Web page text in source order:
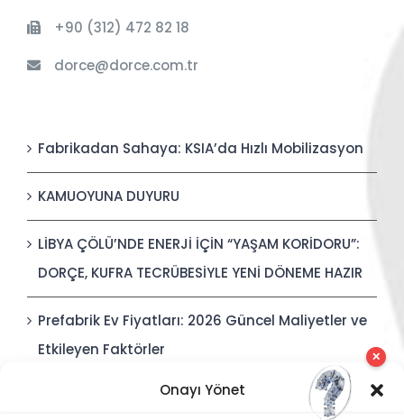
Onayı Yönet
+90 (312) 472 82 18
dorce@dorce.com.tr
Fabrikadan Sahaya: KSIA’da Hızlı Mobilizasyon
KAMUOYUNA DUYURU
LİBYA ÇÖLÜ’NDE ENERJİ İÇİN “YAŞAM KORİDORU”:
DORÇE, KUFRA TECRÜBESİYLE YENİ DÖNEME HAZIR
Prefabrik Ev Fiyatları: 2026 Güncel Maliyetler ve
Etkileyen Faktörler
Polis Karakolları: Güvenli, Entegre ve Hızlı İnşa
✕